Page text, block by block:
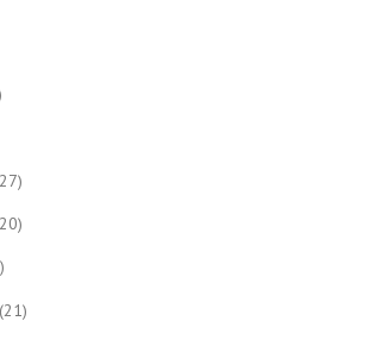
(21)